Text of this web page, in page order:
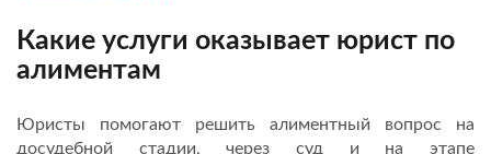
Какие услуги оказывает юрист по
алиментам
Юристы помогают решить алиментный вопрос на
досудебной стадии, через суд и на этапе